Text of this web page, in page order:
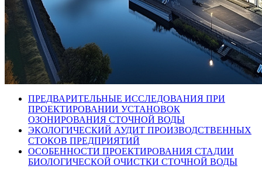
ПРЕДВАРИТЕЛЬНЫЕ ИССЛЕДОВАНИЯ ПРИ
ПРОЕКТИРОВАНИИ УСТАНОВОК
ОЗОНИРОВАНИЯ СТОЧНОЙ ВОДЫ
ЭКОЛОГИЧЕСКИЙ АУДИТ ПРОИЗВОДСТВЕННЫХ
СТОКОВ ПРЕДПРИЯТИЙ
ОСОБЕННОСТИ ПРОЕКТИРОВАНИЯ СТАДИИ
БИОЛОГИЧЕСКОЙ ОЧИСТКИ СТОЧНОЙ ВОДЫ